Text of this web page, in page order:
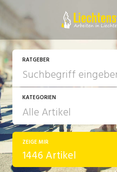
RATGEBER
KATEGORIEN
Arbeit
Ausbildung /
ZEIGE MIR
1446 Artikel